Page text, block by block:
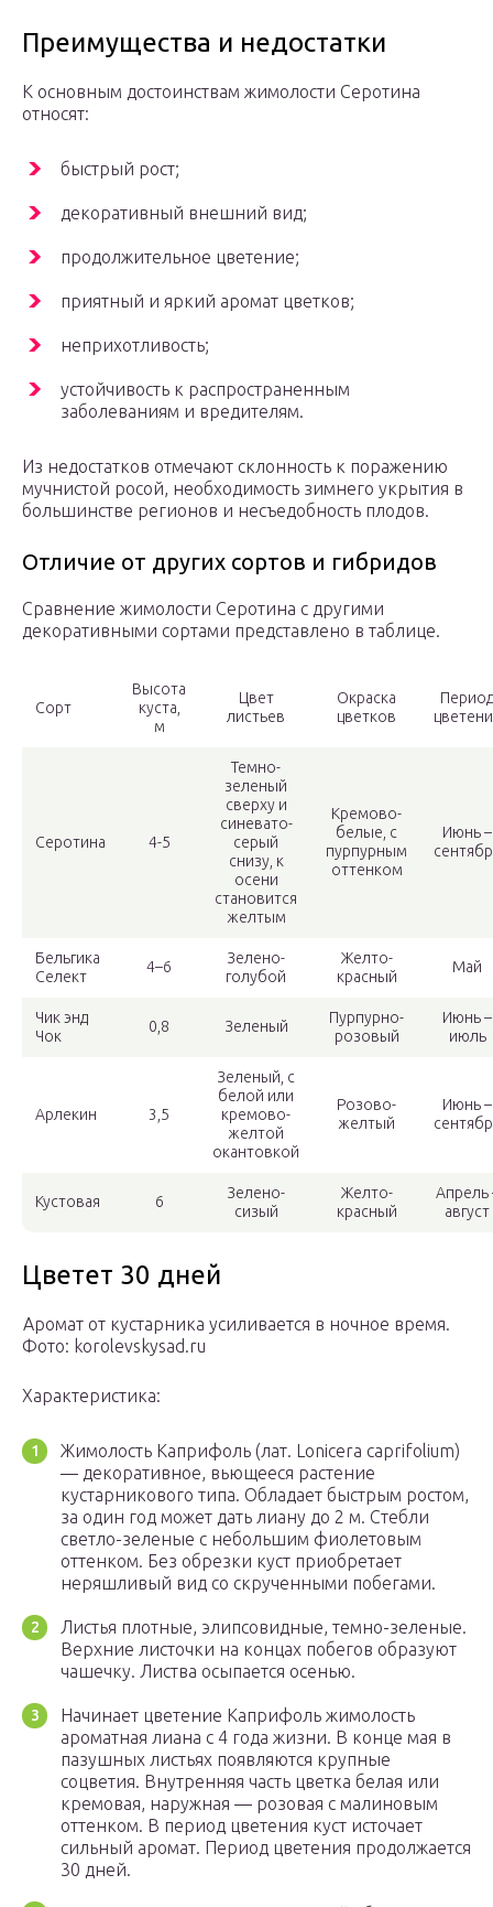
Преимущества и недостатки
К основным достоинствам жимолости Серотина
относят:
быстрый рост;
декоративный внешний вид;
продолжительное цветение;
приятный и яркий аромат цветков;
неприхотливость;
устойчивость к распространенным
заболеваниям и вредителям.
Из недостатков отмечают склонность к поражению
мучнистой росой, необходимость зимнего укрытия в
большинстве регионов и несъедобность плодов.
Отличие от других сортов и гибридов
Сравнение жимолости Серотина с другими
декоративными сортами представлено в таблице.
Сорт
Высота
куста,
м
Цвет
листьев
Окраска
цветков
Период
Серотина 4-5
Темно-
зеленый
сверху и
синевато-
серый
снизу, к
осени
становится
желтым
Кремово-
белые, с
пурпурным
оттенком
Июнь –
Бельгика
Селект
4–6
Зелено-
голубой
Желто-
красный
Май
Чик энд
Чок
0,8 Зеленый
Пурпурно-
розовый
Июнь –
июль
Арлекин 3,5
Зеленый, с
белой или
кремово-
желтой
окантовкой
Розово-
желтый
Июнь –
Кустовая 6
Зелено-
сизый
Желто-
красный
Апрель
август
Цветет 30 дней
Аромат от кустарника усиливается в ночное время.
Фото: korolevskysad.ru
Характеристика:
Жимолость Каприфоль (лат. Lonicera caprifolium)
— декоративное, вьющееся растение
кустарникового типа. Обладает быстрым ростом,
за один год может дать лиану до 2 м. Стебли
светло-зеленые с небольшим фиолетовым
оттенком. Без обрезки куст приобретает
неряшливый вид со скрученными побегами.
Листья плотные, элипсовидные, темно-зеленые.
Верхние листочки на концах побегов образуют
чашечку. Листва осыпается осенью.
Начинает цветение Каприфоль жимолость
ароматная лиана с 4 года жизни. В конце мая в
пазушных листьях появляются крупные
соцветия. Внутренняя часть цветка белая или
кремовая, наружная — розовая с малиновым
оттенком. В период цветения куст источает
сильный аромат. Период цветения продолжается
30 дней.